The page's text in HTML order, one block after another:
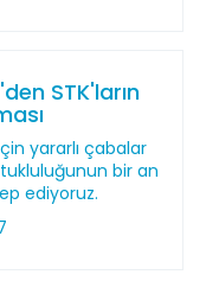
STK'ların
yararlı çabalar
bir an
ediyoruz.